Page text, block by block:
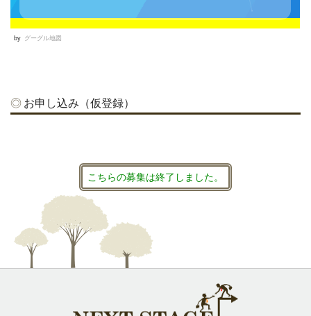
by グーグル地図
お申し込み（仮登録）
こちらの募集は終了しました。